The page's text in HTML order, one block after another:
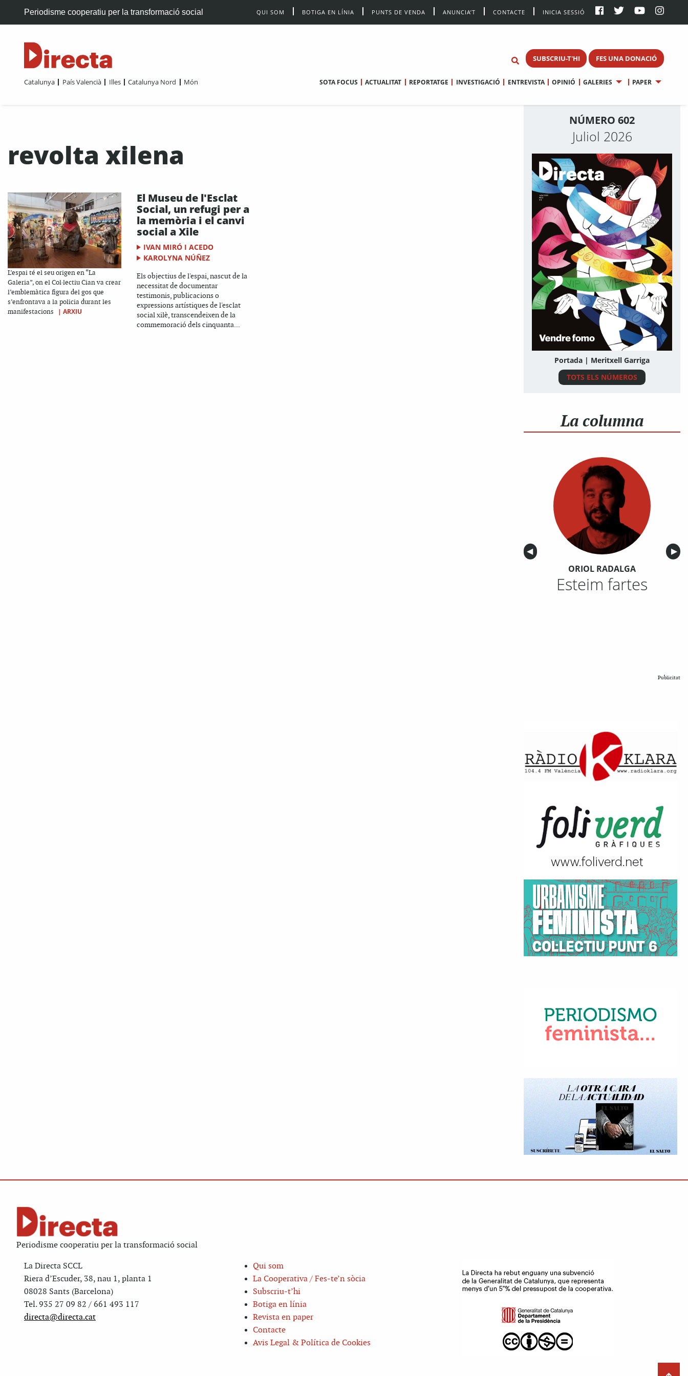
Periodisme cooperatiu per la transformació social QUI SOM BOTIGA EN LÍNIA PUNTS DE VENDA ANUNCIA’T CONTACTE INICIA SESSIÓ
SUBSCRIU-T'HI FES UNA DONACIÓ
Catalunya País Valencià Illes Catalunya Nord Món SOTA FOCUS ACTUALITAT REPORTATGE INVESTIGACIÓ ENTREVISTA OPINIÓ GALERIES PAPER
revolta xilena
L’espai té el seu origen en “La
Galeria”, on el Col·lectiu Cian va crear
l’emblemàtica figura del gos que
s’enfrontava a la policia durant les
manifestacions
| ARXIU
El Museu de l'Esclat
Social, un refugi per a
la memòria i el canvi
social a Xile
IVAN MIRÓ I ACEDO
KAROLYNA NÚÑEZ
Els objectius de l'espai, nascut de la
necessitat de documentar
testimonis, publicacions o
expressions artístiques de l'esclat
social xilè, transcendeixen de la
commemoració dels cinquanta...
NÚMERO 602
Juliol 2026
Portada | Meritxell Garriga
TOTS ELS NÚMEROS
La columna
Anterior
◀︎ ▶︎
ORIOL RADALGA
Esteim fartes
Publicitat
Periodisme cooperatiu per la transformació social
La Directa SCCL
Riera d’Escuder, 38, nau 1, planta 1
08028 Sants (Barcelona)
Tel. 935 27 09 82 / 661 493 117
directa@directa.cat
Qui som
La Cooperativa / Fes-te’n sòcia
Subscriu-t’hi
Botiga en línia
Revista en paper
Contacte
Avis Legal & Política de Cookies